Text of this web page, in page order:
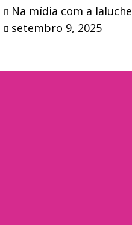
Na mídia com a laluche
setembro 9, 2025